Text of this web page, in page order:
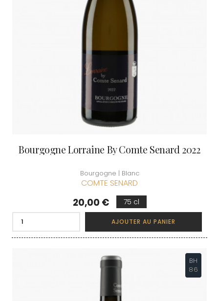
Bourgogne Lorraine By Comte Senard 2022
Bourgogne | Blanc
COMTE SENARD
Prix
20,00 € 75 cl
AJOUTER AU PANIER
BH
86